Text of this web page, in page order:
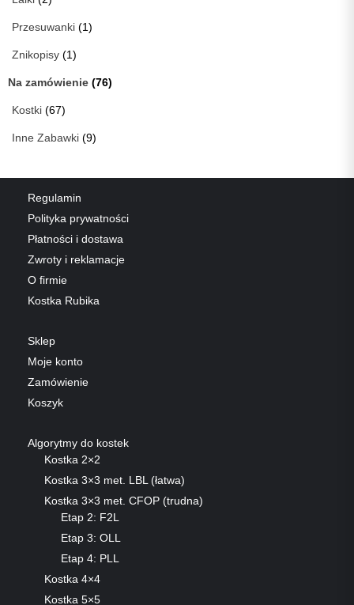
Przesuwanki (1)
Znikopisy (1)
Na zamówienie (76)
Kostki (67)
Inne Zabawki (9)
Regulamin
Polityka prywatności
Płatności i dostawa
Zwroty i reklamacje
O firmie
Kostka Rubika
Sklep
Moje konto
Zamówienie
Koszyk
Algorytmy do kostek
Kostka 2×2
Kostka 3×3 met. LBL (łatwa)
Kostka 3×3 met. CFOP (trudna)
Etap 2: F2L
Etap 3: OLL
Etap 4: PLL
Kostka 4×4
Kostka 5×5